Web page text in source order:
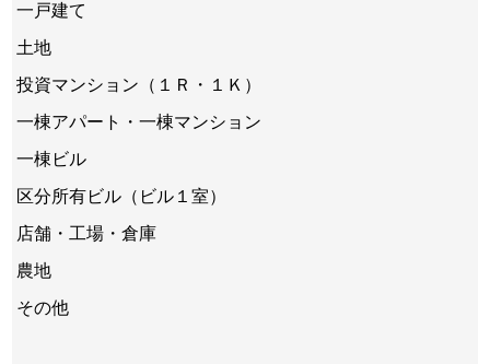
一戸建て
土地
投資マンション（１Ｒ・１Ｋ）
一棟アパート・一棟マンション
一棟ビル
区分所有ビル（ビル１室）
店舗・工場・倉庫
農地
その他